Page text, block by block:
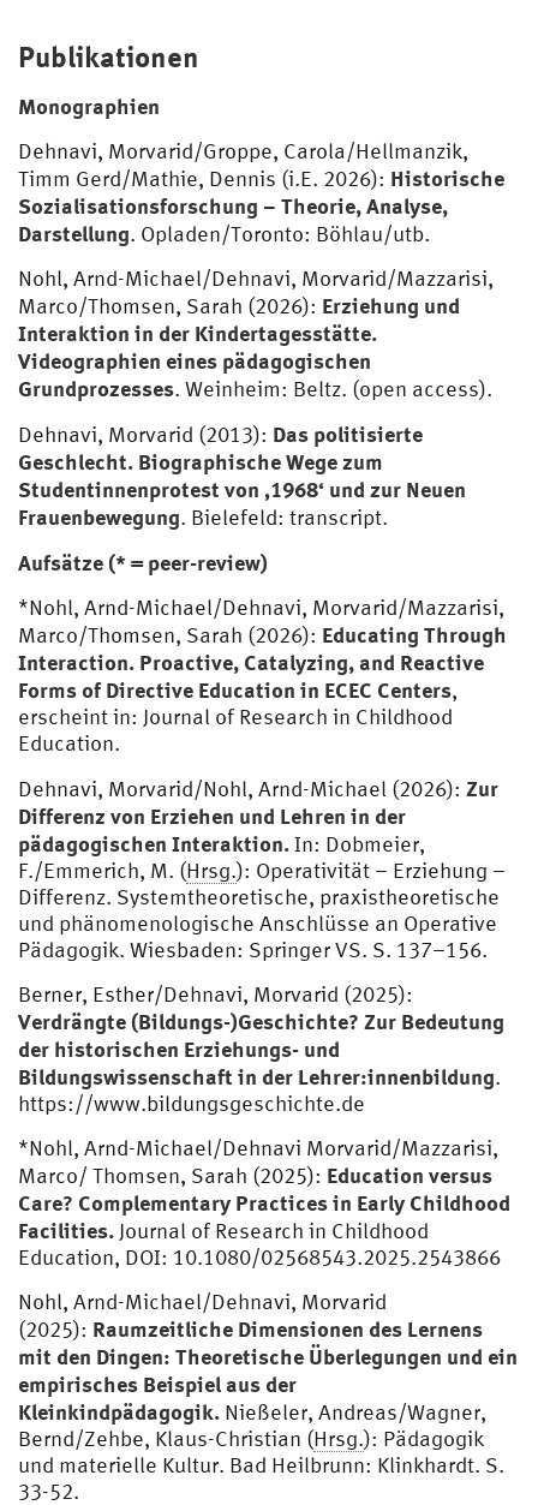
Publikationen
Monographien
Dehnavi, Morvarid/Groppe, Carola/Hellmanzik,
Timm Gerd/Mathie, Dennis (i.E. 2026): Historische
Sozialisationsforschung – Theorie, Analyse,
Darstellung. Opladen/Toronto: Böhlau/utb.
Nohl, Arnd-Michael/Dehnavi, Morvarid/Mazzarisi,
Marco/Thomsen, Sarah (2026): Erziehung und
Interaktion in der Kindertagesstätte.
Videographien eines pädagogischen
Grundprozesses. Weinheim: Beltz. (open access).
Dehnavi, Morvarid (2013): Das politisierte
Geschlecht. Biographische Wege zum
Studentinnenprotest von ‚1968‘ und zur Neuen
Frauenbewegung. Bielefeld: transcript.
Aufsätze (* = peer-review)
*Nohl, Arnd-Michael/Dehnavi, Morvarid/Mazzarisi,
Marco/Thomsen, Sarah (2026): Educating Through
Interaction. Proactive, Catalyzing, and Reactive
Forms of Directive Education in ECEC Centers,
erscheint in: Journal of Research in Childhood
Education.
Dehnavi, Morvarid/Nohl, Arnd-Michael (2026): Zur
Differenz von Erziehen und Lehren in der
pädagogischen Interaktion.In: Dobmeier,
F./Emmerich, M. (Hrsg.): Operativität – Erziehung –
Differenz. Systemtheoretische, praxistheoretische
und phänomenologische Anschlüsse an Operative
Pädagogik. Wiesbaden: Springer VS. S. 137–156.
Berner, Esther/Dehnavi, Morvarid (2025):
Verdrängte (Bildungs-)Geschichte? Zur Bedeutung
der historischen Erziehungs- und
Bildungswissenschaft in der Lehrer:innenbildung.
https://www.bildungsgeschichte.de
*Nohl, Arnd-Michael/Dehnavi Morvarid/Mazzarisi,
Marco/ Thomsen, Sarah (2025): Education versus
Care? Complementary Practices in Early Childhood
Facilities. Journal of Research in Childhood
Education, DOI: 10.1080/02568543.2025.2543866
Nohl, Arnd-Michael/Dehnavi, Morvarid
(2025): Raumzeitliche Dimensionen des Lernens
mit den Dingen: Theoretische Überlegungen und ein
empirisches Beispiel aus der
Kleinkindpädagogik. Nießeler, Andreas/Wagner,
Bernd/Zehbe, Klaus-Christian (Hrsg.): Pädagogik
und materielle Kultur. Bad Heilbrunn: Klinkhardt. S.
33-52.